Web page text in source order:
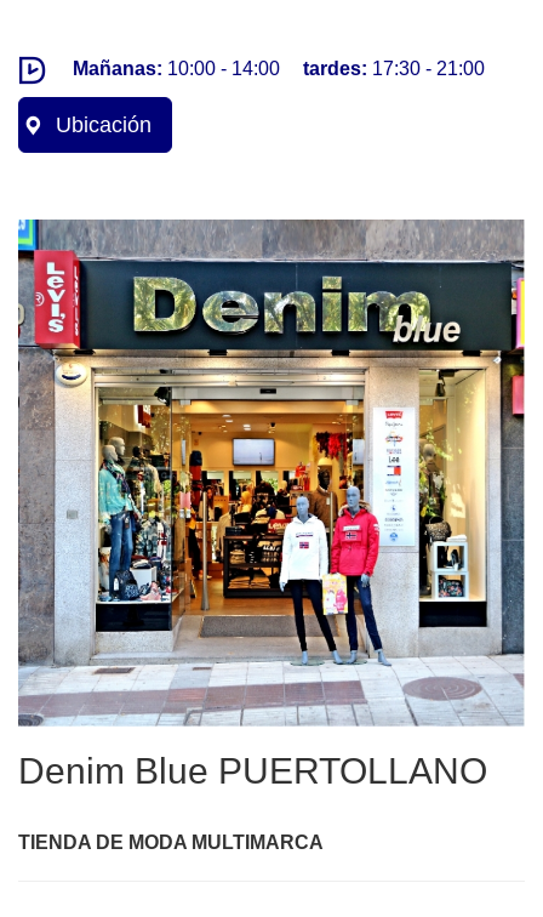
Mañanas: 10:00 - 14:00 tardes: 17:30 - 21:00
Ubicación
Denim Blue PUERTOLLANO
TIENDA DE MODA MULTIMARCA